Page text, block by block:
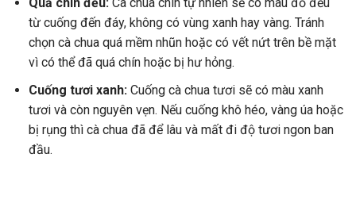
Quả chín đều: Cà chua chín tự nhiên sẽ có màu đỏ đều
từ cuống đến đáy, không có vùng xanh hay vàng. Tránh
chọn cà chua quá mềm nhũn hoặc có vết nứt trên bề mặt
vì có thể đã quá chín hoặc bị hư hỏng.
Cuống tươi xanh: Cuống cà chua tươi sẽ có màu xanh
tươi và còn nguyên vẹn. Nếu cuống khô héo, vàng úa hoặc
bị rụng thì cà chua đã để lâu và mất đi độ tươi ngon ban
đầu.